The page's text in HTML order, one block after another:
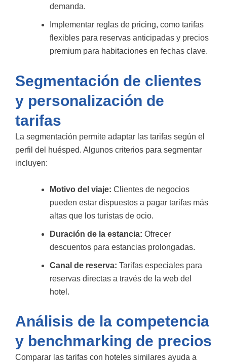
demanda.
Implementar reglas de pricing, como tarifas
flexibles para reservas anticipadas y precios
premium para habitaciones en fechas clave.
Segmentación de clientes
y personalización de
tarifas
La segmentación permite adaptar las tarifas según el
perfil del huésped. Algunos criterios para segmentar
incluyen:
Motivo del viaje: Clientes de negocios
pueden estar dispuestos a pagar tarifas más
altas que los turistas de ocio.
Duración de la estancia: Ofrecer
descuentos para estancias prolongadas.
Canal de reserva: Tarifas especiales para
reservas directas a través de la web del
hotel.
Análisis de la competencia
y benchmarking de precios
Comparar las tarifas con hoteles similares ayuda a